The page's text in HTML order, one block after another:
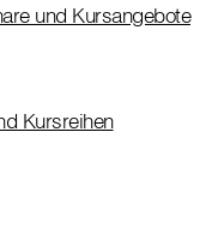
und Kursangebote
Kursreihen